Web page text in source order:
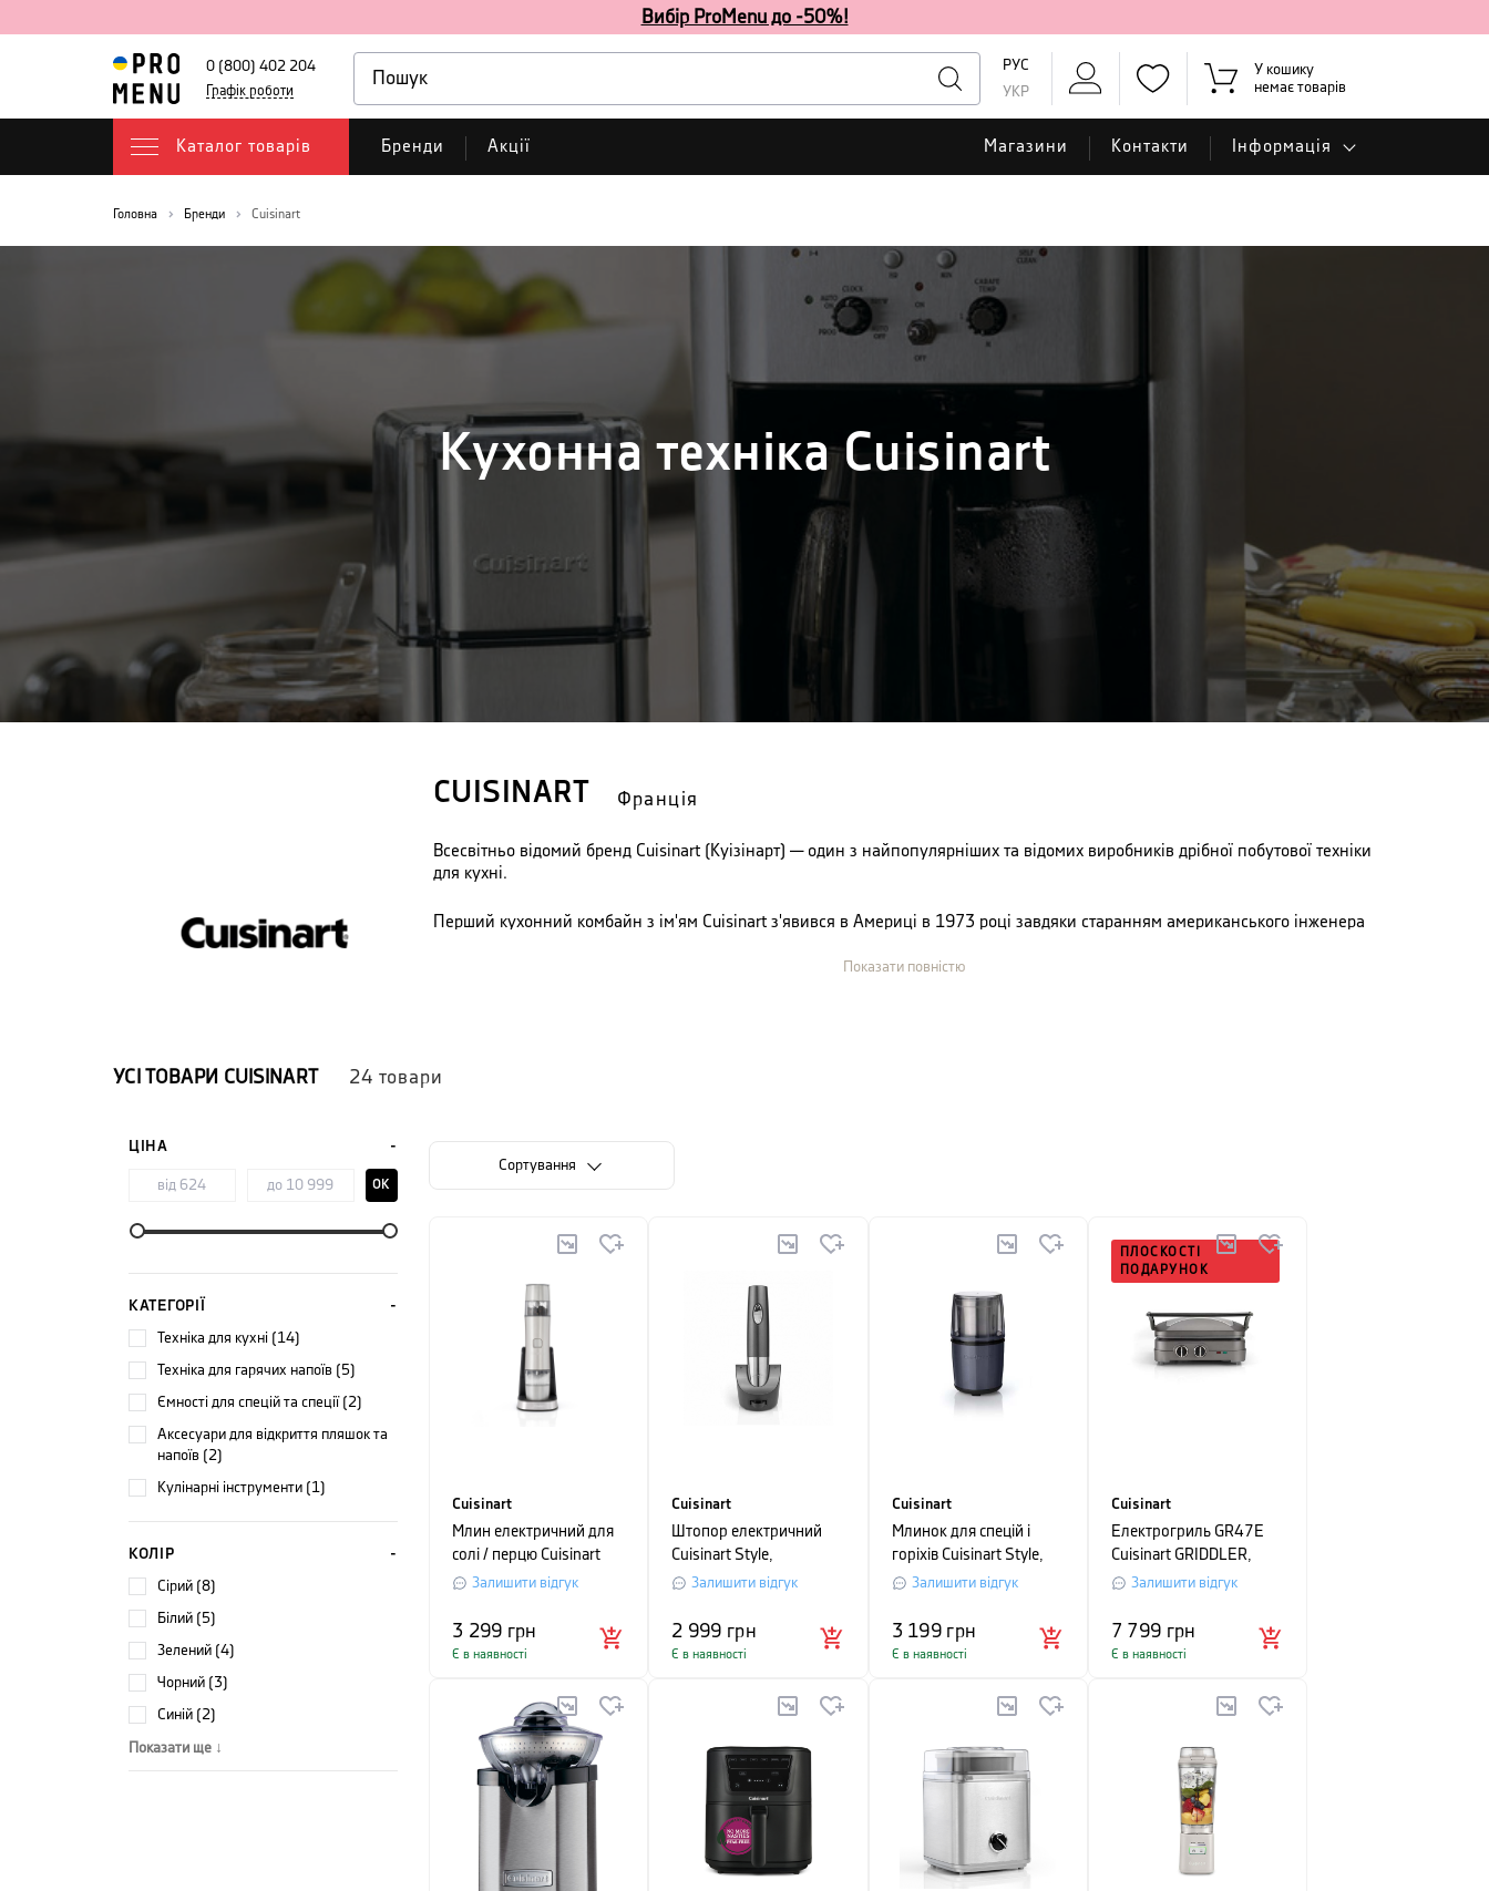
Вибір ProMenu до -50%!
0 (800) 402 204
Графік роботи
РУС
УКР
У кошику
немає товарів
Каталог товарів Бренди Акції Магазини Контакти Інформація
Головна Бренди Cuisinart
Кухонна техніка Cuisinart
CUISINART Франція
Всесвітньо відомий бренд Cuisinart (Куізінарт) — один з найпопулярніших та відомих виробників дрібної побутової техніки
для кухні.
Перший кухонний комбайн з ім'ям Cuisinart з'явився в Америці в 1973 році завдяки старанням американського інженера
Франції. Знаменитий кухонний комбайн Cuisinart буквально відразу знайшов широку популярність на просторах США і
квартира європейського підрозділу компанії Cuisinart переїжджає до Франції, а обличчям бренду і його ідейним
Кухонна техніка від Cuisinart — це справжній еталон якості, перевірений часом. Їх кухонні комбайни, соковижималки,
Показати повністю
УСІ ТОВАРИ CUISINART 24 товари
ЦІНА
OK
КАТЕГОРІЇ
техніка для кухні (14)
техніка для гарячих напоїв (5)
ємності для спецій та спеції (2)
аксесуари для відкриття пляшок та
напоїв (2)
кулінарні інструменти (1)
КОЛІР
сірий (8)
білий (5)
зелений (4)
чорний (3)
синій (2)
Показати ще ↓
Сортування
Cuisinart
Млин електричний для
солі / перцю Cuisinart
Style Collection,
Залишити відгук
3 299 грн
Є в наявності
Cuisinart
Штопор електричний
Cuisinart Style,
графітовий
Залишити відгук
2 999 грн
Є в наявності
Cuisinart
Млинок для спецій і
горіхів Cuisinart Style,
синійЗалишити відгук
3 199 грн
Є в наявності
ПЛОСКОСТІ
ПОДАРУНОК
Cuisinart
Електрогриль GR47E
Cuisinart GRIDDLER,
30х24 см, сірий
Залишити відгук
7 799 грн
Є в наявності